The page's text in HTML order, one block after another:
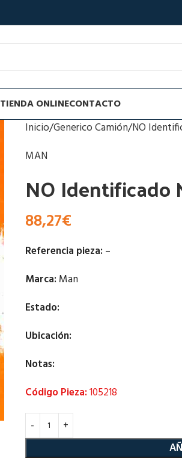
TIENDA ONLINECONTACTO
Inicio Generico Camión NO
MAN
NO Identificado
88,27€
Referencia pieza: –
Marca: Man
Estado:
Ubicación:
Notas:
Código Pieza:105218